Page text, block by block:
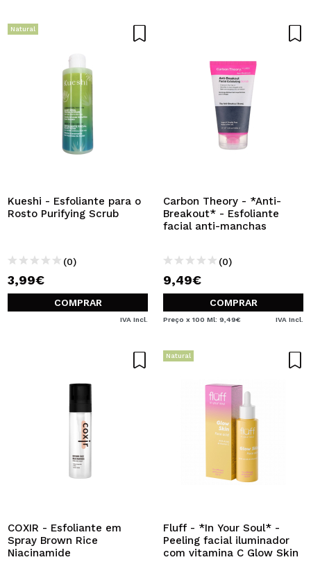
Natural
Kueshi - Esfoliante para o
Rosto Purifying Scrub
(0)
3,99€
COMPRAR
IVA Incl.
Carbon Theory - *Anti-
Breakout* - Esfoliante
facial anti-manchas
(0)
9,49€
COMPRAR
Preço x 100 Ml: 9,49€ IVA Incl.
COXIR - Esfoliante em
Spray Brown Rice
Niacinamide
Natural
Fluff - *In Your Soul* -
Peeling facial iluminador
com vitamina C Glow Skin